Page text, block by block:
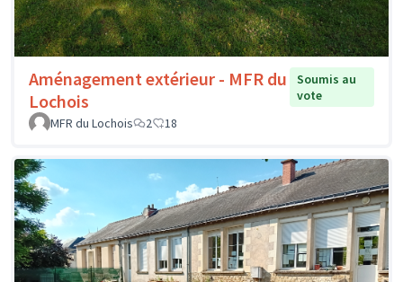
Aménagement extérieur - MFR du
Lochois
Soumis au
vote
MFR du Lochois
2 18